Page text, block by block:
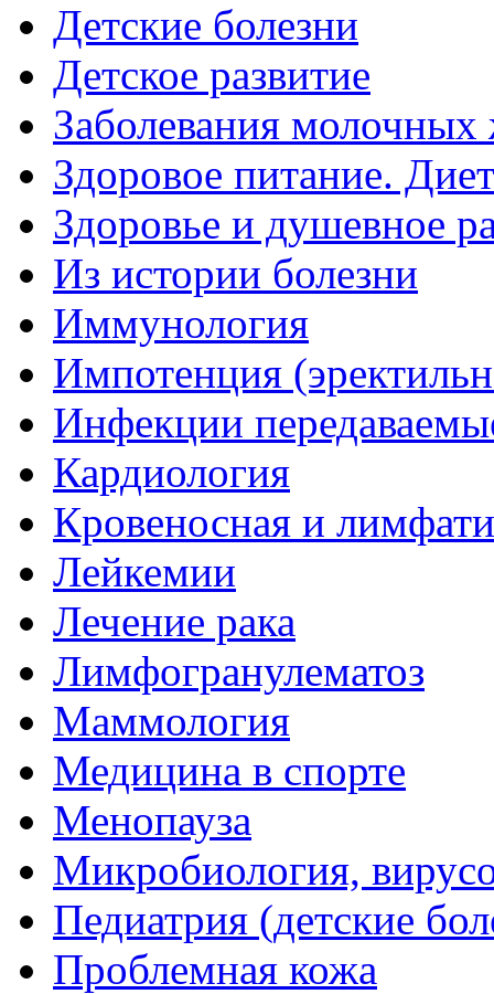
Детские болезни
Детское развитие
Заболевания молочных
Здоровое питание.
Здоровье и душевное
Из истории болезни
Иммунология
Импотенция
Инфекции
Кардиология
Кровеносная и
Лейкемии
Лечение рака
Лимфогранулематоз
Маммология
Медицина в спорте
Менопауза
Микробиология,
Педиатрия (детские
Проблемная кожа